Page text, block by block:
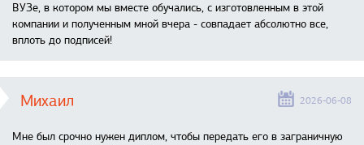
ВУЗе, в котором мы вместе обучались, с изготовленным в этой
компании и полученным мной вчера - совпадает абсолютно все,
вплоть до подписей!
Михаил 2026-06-08
Мне был срочно нужен диплом, чтобы передать его в заграничную